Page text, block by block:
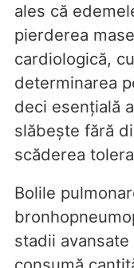
ales că
pierderea
cardiologică,
determinarea
deci esențială
slăbește fără
scăderea
Bolile
stadii